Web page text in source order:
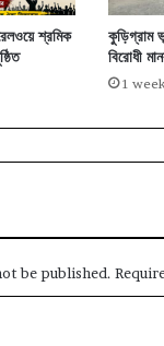
শ্রমিক
কুড়িগ্রাম
বিরোধী
1
be published.